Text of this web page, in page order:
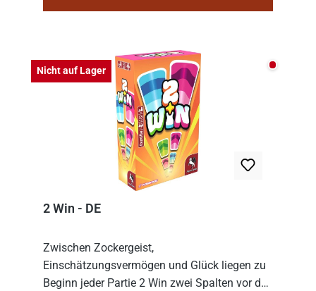
Nicht auf Lager Nicht
2 Win - DE
Zwischen Zockergeist,
Einschätzungsvermögen und Glück liegen zu
Beginn jeder Partie 2 Win zwei Spalten vor den